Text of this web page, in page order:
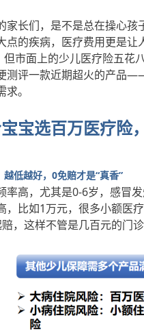
家长们，是不是总在操心孩
点的疾病，医疗费用更是
但市面上的少儿医疗险五
测评一款近期超火的产品
。
宝选百万医疗险
低越好， 0免赔才是“真香”
率高，尤其是0-6岁，感冒
，比如1万元，很多小额医
，这样不管是几百元的门